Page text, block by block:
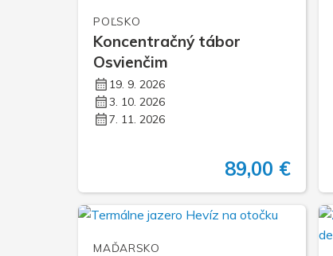
POĽSKO
Koncentračný tábor
Osvienčim
19. 9. 2026
3. 10. 2026
7. 11. 2026
89,00 €
MAĎARSKO